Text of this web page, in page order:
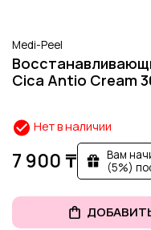
Medi-Peel
Cica Antio Cream
Нет в наличии
7 900 ₸
Вам
(5%)